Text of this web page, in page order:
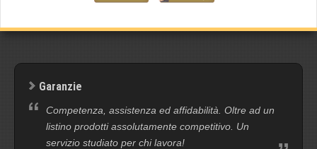
Garanzie
Competenza, assistenza ed affidabilità. Oltre ad un
listino prodotti assolutamente competitivo. Un
servizio studiato per chi lavora!